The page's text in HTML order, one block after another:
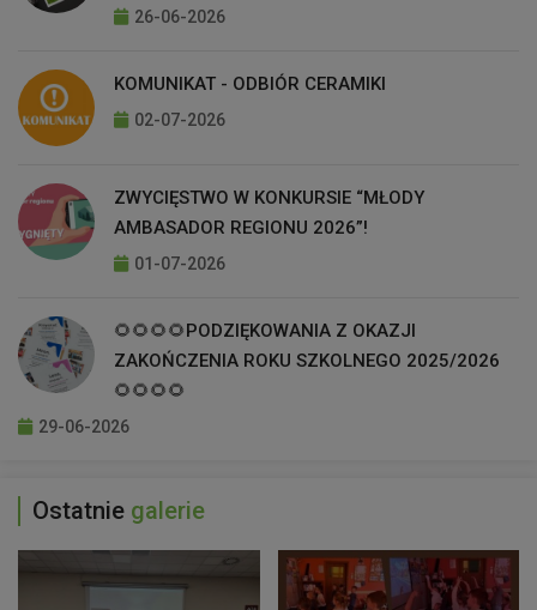
26-06-2026
KOMUNIKAT - ODBIÓR CERAMIKI
02-07-2026
ZWYCIĘSTWO W KONKURSIE “MŁODY
AMBASADOR REGIONU 2026”!
01-07-2026
🌻🌻🌻🌻PODZIĘKOWANIA Z OKAZJI
ZAKOŃCZENIA ROKU SZKOLNEGO 2025/2026
🌻🌻🌻🌻
29-06-2026
Ostatnie galerie